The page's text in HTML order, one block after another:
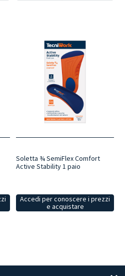
Soletta ¾ SemiFlex Comfort
Active Stability 1 paio
Accedi per conoscere i prezzi
e acquistare